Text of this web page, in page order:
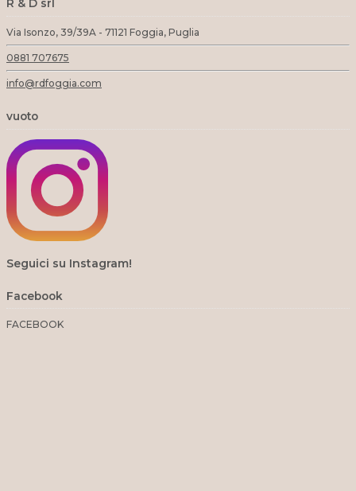
R & D srl
Via Isonzo, 39/39A - 71121 Foggia, Puglia
0881 707675
info@rdfoggia.com
vuoto
Seguici su Instagram!
Facebook
FACEBOOK